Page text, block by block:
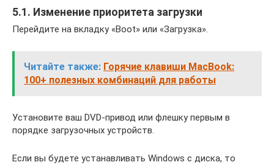
5.1. Изменение приоритета загрузки
Перейдите на вкладку «Boot» или «Загрузка».
Читайте также: Горячие клавиши MacBook:
100+ полезных комбинаций для работы
Установите ваш DVD-привод или флешку первым в
порядке загрузочных устройств.
Если вы будете устанавливать Windows с диска, то